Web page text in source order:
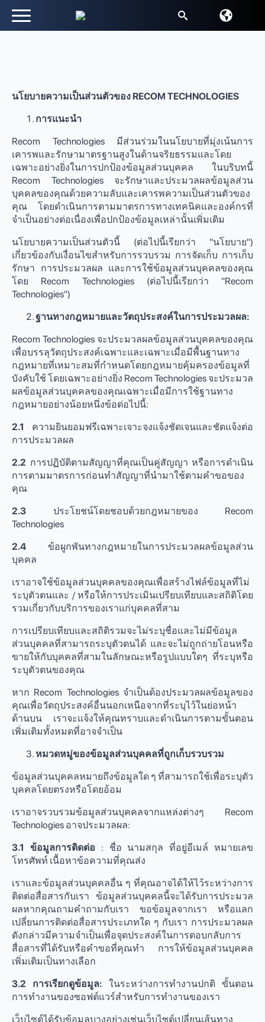
นโยบายความเป็นส่วนตัวของ RECOM TECHNOLOGIES
การแนะนำ
Recom Technologies มีส่วนร่วมในนโยบายที่มุ่งเน้นการ
เคารพและรักษามาตรฐานสูงในด้านจริยธรรมและโดย
เฉพาะอย่างยิ่งในการปกป้องข้อมูลส่วนบุคคล ในบริบทนี้
Recom Technologies จะรักษาและประมวลผลข้อมูลส่วน
บุคคลของคุณด้วยความลับและเคารพความเป็นส่วนตัวของ
คุณ โดยดำเนินการตามมาตรการทางเทคนิคและองค์กรที่
จำเป็นอย่างต่อเนื่องเพื่อปกป้องข้อมูลเหล่านั้นเพิ่มเติม
นโยบายความเป็นส่วนตัวนี้ (ต่อไปนี้เรียกว่า "นโยบาย")
เกี่ยวข้องกับเงื่อนไขสำหรับการรวบรวม การจัดเก็บ การเก็บ
รักษา การประมวลผล และการใช้ข้อมูลส่วนบุคคลของคุณ
โดย Recom Technologies (ต่อไปนี้เรียกว่า "Recom
Technologies")
ฐานทางกฎหมายและวัตถุประสงค์ในการประมวลผล:
Recom Technologies จะประมวลผลข้อมูลส่วนบุคคลของคุณ
เพื่อบรรลุวัตถุประสงค์เฉพาะและเฉพาะเมื่อมีพื้นฐานทาง
กฎหมายที่เหมาะสมที่กําหนดโดยกฎหมายคุ้มครองข้อมูลที่
บังคับใช้ โดยเฉพาะอย่างยิ่ง Recom Technologies จะประมวล
ผลข้อมูลส่วนบุคคลของคุณเฉพาะเมื่อมีการใช้ฐานทาง
กฎหมายอย่างน้อยหนึ่งข้อต่อไปนี้:
2.1
ความยินยอมฟรีเฉพาะเจาะจงแจ้งชัดเจนและชัดแจ้งต่อ
การประมวลผล
2.2 การปฏิบัติตามสัญญาที่คุณเป็นคู่สัญญา หรือการดําเนิน
การตามมาตรการก่อนทําสัญญาที่นํามาใช้ตามคําขอของ
คุณ
2.3 ประโยชน์โดยชอบด้วยกฎหมายของ Recom
Technologies
2.4 ข้อผูกพันทางกฎหมายในการประมวลผลข้อมูลส่วน
บุคคล
เราอาจใช้ข้อมูลส่วนบุคคลของคุณเพื่อสร้างไฟล์ข้อมูลที่ไม่
ระบุตัวตนและ / หรือให้การประเมินเปรียบเทียบและสถิติโดย
รวมเกี่ยวกับบริการของเราแก่บุคคลที่สาม
การเปรียบเทียบและสถิติรวมจะไม่ระบุชื่อและไม่มีข้อมูล
ส่วนบุคคลที่สามารถระบุตัวตนได้ และจะไม่ถูกถ่ายโอนหรือ
ขายให้กับบุคคลที่สามในลักษณะหรือรูปแบบใดๆ ที่ระบุหรือ
ระบุตัวตนของคุณ
หาก Recom Technologies จําเป็นต้องประมวลผลข้อมูลของ
คุณเพื่อวัตถุประสงค์อื่นนอกเหนือจากที่ระบุไว้ในย่อหน้า
ด้านบน เราจะแจ้งให้คุณทราบและดําเนินการตามขั้นตอน
เพิ่มเติมทั้งหมดที่อาจจําเป็น
หมวดหมู่ของข้อมูลส่วนบุคคลที่ถูกเก็บรวบรวม
ข้อมูลส่วนบุคคลหมายถึงข้อมูลใด ๆ ที่สามารถใช้เพื่อระบุตัว
บุคคลโดยตรงหรือโดยอ้อม
เราอาจรวบรวมข้อมูลส่วนบุคคลจากแหล่งต่างๆ Recom
Technologies อาจประมวลผล:
3.1 ข้อมูลการติดต่อ : ชื่อ นามสกุล ที่อยู่อีเมล์ หมายเลข
โทรศัพท์ เนื้อหาข้อความที่คุณส่ง
เราและข้อมูลส่วนบุคคลอื่น ๆ ที่คุณอาจได้ให้ไว้ระหว่างการ
ติดต่อสื่อสารกับเรา ข้อมูลส่วนบุคคลนี้จะได้รับการประมวล
ผลหากคุณถามคำถามกับเรา ขอข้อมูลจากเรา หรือแลก
เปลี่ยนการติดต่อสื่อสารประเภทใด ๆ กับเรา การประมวลผล
ดังกล่าวมีความจำเป็นเพื่อจุดประสงค์ในการตอบกลับการ
สื่อสารที่ได้รับหรือคำขอที่คุณทำ การให้ข้อมูลส่วนบุคคล
เพิ่มเติมเป็นทางเลือก
3.2 การเรียกดูข้อมูล: ในระหว่างการทำงานปกติ ขั้นตอน
การทำงานของซอฟต์แวร์สำหรับการทำงานของเรา
เว็บไซต์ได้รับข้อมูลบางอย่างเช่นเว็บไซต์เปลี่ยนเส้นทาง